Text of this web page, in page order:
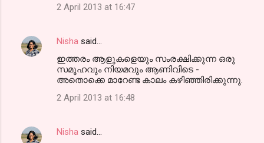
2 April 2013 at 16:47
Nisha said…
ഇത്തരം ആളുകളെയും സംരക്ഷിക്കുന്ന ഒരു
സമൂഹവും നിയമവും ആണിവിടെ -
അതൊക്കെ മാറേണ്ട കാലം കഴിഞ്ഞിരിക്കുന്നു.
2 April 2013 at 16:48
Nisha said…